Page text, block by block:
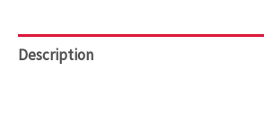
Description